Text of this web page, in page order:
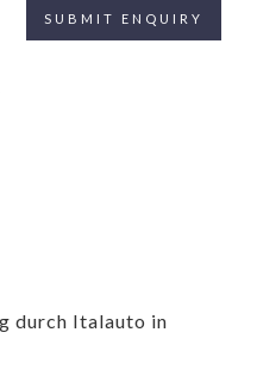
durch Italauto in